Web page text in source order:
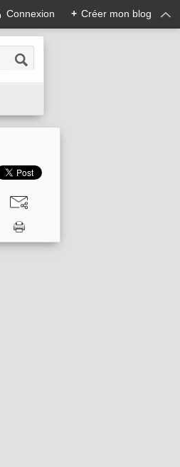
Connexion + Créer mon blog